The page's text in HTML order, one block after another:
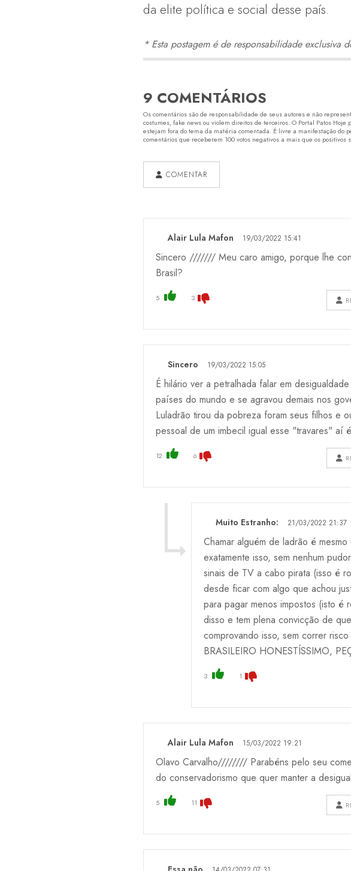
da elite política e social desse país.
* Esta postagem é de responsabilidade
9 COMENTÁRIOS
Os comentários são de responsabilidade de seus autores e não
costumes, fake news ou violem direitos de terceiros. O Portal Patos
estejam fora do tema da matéria comentada. É livre a manifestação do
comentários que receberem 100 votos negativos a mais que os positivos
COMENTAR
Alair Lula Mafon 19/03/2022 15:41
Sincero /////// Meu caro amigo, porque lhe
Brasil?
5 3
Sincero 19/03/2022 15:05
É hilário ver a petralhada falar em
países do mundo e se agravou demais nos
Luladrão tirou da pobreza foram seus filhos e
pessoal de um imbecil igual esse "travares" aí
12 6
Muito Estranho: 21/03/2022 21:37
Chamar alguém de ladrão é
exatamente isso, sem nenhum
sinais de TV a cabo pirata (isso é
desde ficar com algo que achou
para pagar menos impostos (isto é
disso e tem plena convicção de
comprovando isso, sem correr
BRASILEIRO HONESTÍSSIMO,
3 1
Alair Lula Mafon 15/03/2022 19:21
Olavo Carvalho//////// Parabéns pelo seu
do conservadorismo que quer manter a
5 11